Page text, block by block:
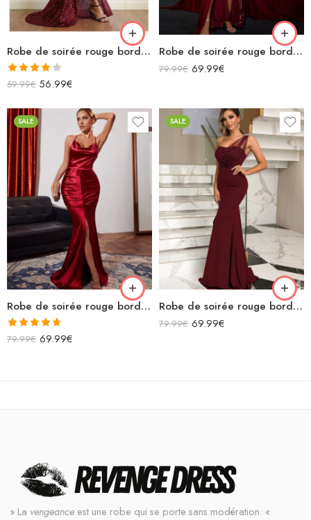
Robe de soirée rouge bordeaux longue à paillettes fendue manches longues
Note
5
59.99€ 56.99€
Robe de soirée rouge bordeaux longue fendue chic à paillettes
79.99€ 69.99€
SALE
Robe de soirée rouge bordeaux longue sirène bretelles spaghettis croisées dans le dos en satin
Note4.67
79.99€ 69.99€
SALE
Robe de soirée rouge bordeaux longue sirène bustier asymétrique sans manches à paillettes
79.99€ 69.99€
» La vengeance est une robe qui se porte sans modération. «